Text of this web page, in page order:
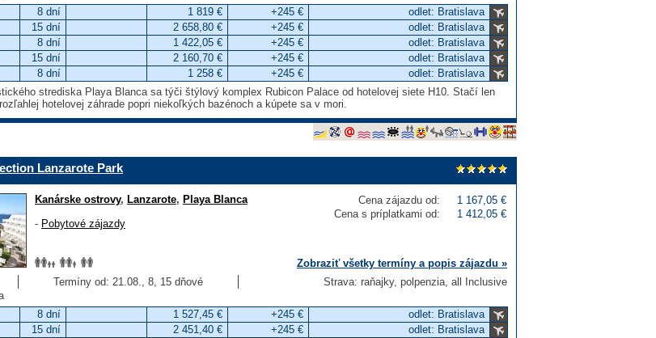
8 dní 1 819 € +245 €
odlet: Bratislava
15 dní 2 658,80 € +245 €
odlet: Bratislava
8 dní 1 422,05 € +245 €
odlet: Bratislava
15 dní 2 160,70 € +245 €
odlet: Bratislava
8 dní 1 258 € +245 €
odlet: Bratislava
strediska Playa Blanca sa týči štýlový komplex Rubicon Palace od hotelovej siete H10. Stačí len
hotelovej záhrade popri niekoľkých bazénoch a kúpete sa v mori.
Lanzarote Park
Cena zájazdu od:
1 167,05 €
Cena s príplatkami od:
1 412,05 €
Kanárske ostrovy, Lanzarote, Playa Blanca
- Pobytové zájazdy
Zobraziť všetky termíny a popis zájazdu »
Termíny od: 21.08., 8, 15 dňové
Strava: raňajky, polpenzia, all Inclusive
8 dní 1 527,45 € +245 €
odlet: Bratislava
15 dní 2 451,40 € +245 €
odlet: Bratislava